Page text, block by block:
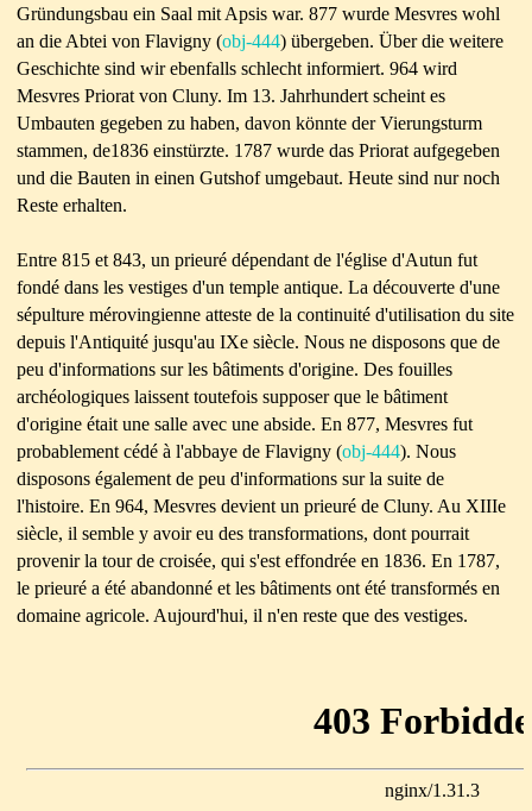
Gründungsbau ein Saal mit Apsis war. 877 wurde Mesvres wohl
an die Abtei von Flavigny (obj-444) übergeben. Über die weitere
Geschichte sind wir ebenfalls schlecht informiert. 964 wird
Mesvres Priorat von Cluny. Im 13. Jahrhundert scheint es
Umbauten gegeben zu haben, davon könnte der Vierungsturm
stammen, de1836 einstürzte. 1787 wurde das Priorat aufgegeben
und die Bauten in einen Gutshof umgebaut. Heute sind nur noch
Reste erhalten.
Entre 815 et 843, un prieuré dépendant de l'église d'Autun fut
fondé dans les vestiges d'un temple antique. La découverte d'une
sépulture mérovingienne atteste de la continuité d'utilisation du site
depuis l'Antiquité jusqu'au IXe siècle. Nous ne disposons que de
peu d'informations sur les bâtiments d'origine. Des fouilles
archéologiques laissent toutefois supposer que le bâtiment
d'origine était une salle avec une abside. En 877, Mesvres fut
probablement cédé à l'abbaye de Flavigny (obj-444). Nous
disposons également de peu d'informations sur la suite de
l'histoire. En 964, Mesvres devient un prieuré de Cluny. Au XIIIe
siècle, il semble y avoir eu des transformations, dont pourrait
provenir la tour de croisée, qui s'est effondrée en 1836. En 1787,
le prieuré a été abandonné et les bâtiments ont été transformés en
domaine agricole. Aujourd'hui, il n'en reste que des vestiges.